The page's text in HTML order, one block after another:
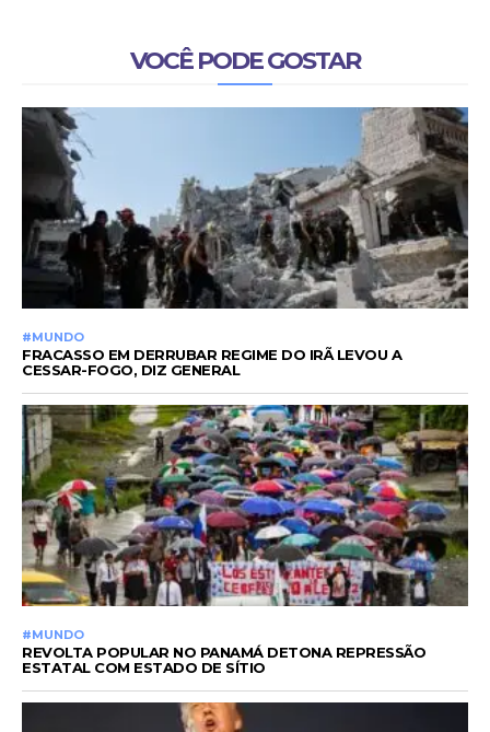
VOCÊ PODE GOSTAR
#MUNDO
FRACASSO EM DERRUBAR REGIME DO IRÃ LEVOU A
CESSAR-FOGO, DIZ GENERAL
#MUNDO
REVOLTA POPULAR NO PANAMÁ DETONA REPRESSÃO
ESTATAL COM ESTADO DE SÍTIO